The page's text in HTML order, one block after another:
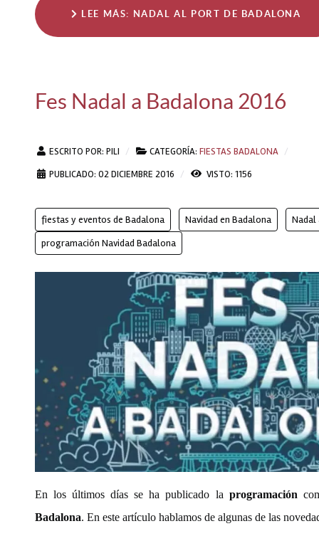
LEE MÁS: NADAL AL PORT DE BADALONA
Fes Nadal a Badalona 2016
ESCRITO POR: PILI CATEGORÍA: FIESTAS BADALONA
PUBLICADO: 02 DICIEMBRE 2016
VISTO: 1156
fiestas y eventos de Badalona Navidad en Badalona
Nadal
programación Navidad Badalona
En los últimos días se ha publicado la programación
Badalona. En este artículo hablamos de algunas de las